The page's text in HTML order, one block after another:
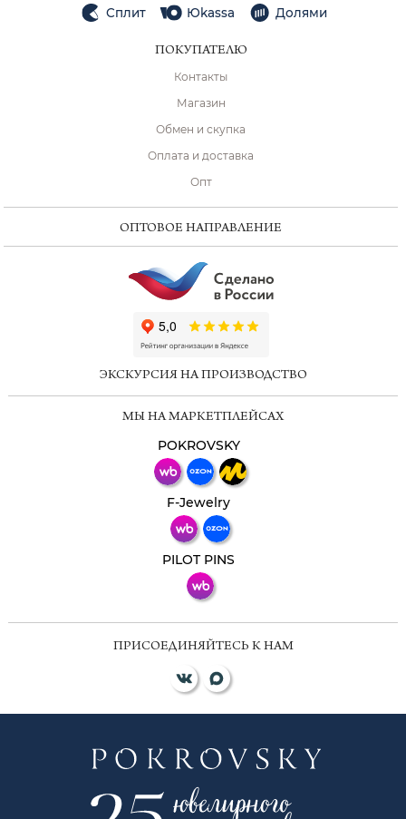
Сплит Юkassa Долями
ПОКУПАТЕЛЮ
Контакты
Магазин
Обмен и скупка
Оплата и доставка
Опт
ОПТОВОЕ НАПРАВЛЕНИЕ
ЭКСКУРСИЯ НА ПРОИЗВОДСТВО
МЫ НА МАРКЕТПЛЕЙСАХ
POKROVSKY
F-Jewelry
PILOT PINS
ПРИСОЕДИНЯЙТЕСЬ К НАМ